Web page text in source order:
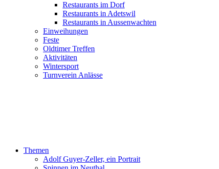
Restaurants im Dorf
Restaurants in Adetswil
Restaurants in Aussenwachten
Einweihungen
Feste
Oldtimer Treffen
Aktivitäten
Wintersport
Turnverein Anlässe
Themen
Adolf Guyer-Zeller, ein Portrait